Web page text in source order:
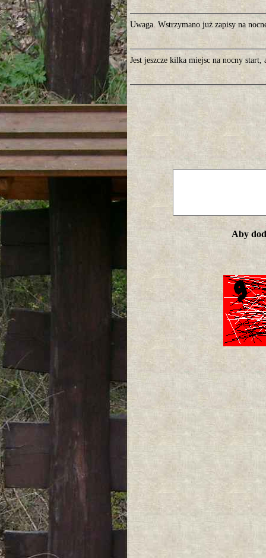
Uwaga. Wstrzymano już zapisy na
Jest jeszcze kilka miejsc na nocny
Aby